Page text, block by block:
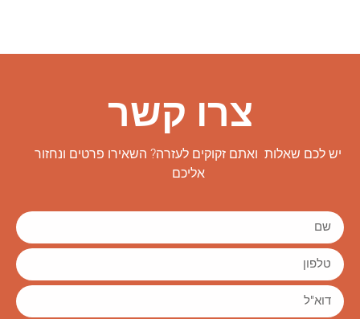
צרו קשר
יש לכם שאלות ואתם זקוקים לעזרה? השאירו פרטים ונחזור
אליכם